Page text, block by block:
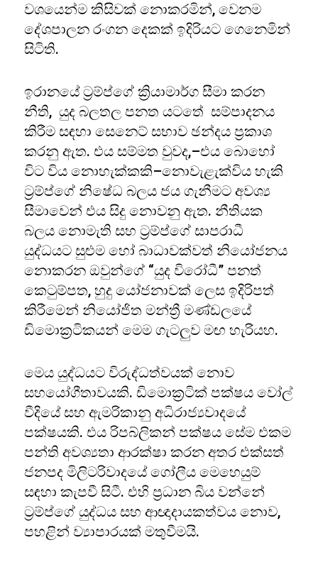
වශයෙන්ම කිසිවක් නොකරමින්, වෙනම
දේශපාලන රංගන දෙකක් ඉදිරියට ගෙනෙමින්
සිටිති.
ඉරානයේ ට්‍රම්ප්ගේ ක්‍රියාමාර්ග සීමා කරන
නීති, යුද බලතල පනත යටතේ සම්පාදනය
කිරීම සඳහා සෙනෙට් සභාව ඡන්දය ප්‍රකාශ
කරනු ඇත. එය සම්මත වුවද,–එය බොහෝ
විට විය නොහැක්කකි–නොවැළැක්විය හැකි
ට්‍රම්ප්ගේ නිෂේධ බලය ජය ගැනීමට අවශ්‍ය
සීමාවෙන් එය සිදු නොවනු ඇත. නීතියක
බලය නොමැති සහ ට්‍රම්ප්ගේ සාපරාධී
යුද්ධයට සුළුම හෝ බාධාවක්වත් නියෝජනය
නොකරන ඔවුන්ගේ “යුද විරෝධී” පනත්
කෙටුම්පත, හුදු යෝජනාවක් ලෙස ඉදිරිපත්
කිරීමෙන් නියෝජිත මන්ත්‍රී මණ්ඩලයේ
ඩිමොක්‍රටිකයන් මෙම ගැටලුව මඟ හැරියහ.
මෙය යුද්ධයට විරුද්ධත්වයක් නොව
සහයෝගීතාවයකි. ඩිමොක්‍රටික් පක්ෂය වෝල්
වීදියේ සහ ඇමරිකානු අධිරාජ්‍යවාදයේ
පක්ෂයකි. එය රිපබ්ලිකන් පක්ෂය සේම එකම
පන්ති අවශ්‍යතා ආරක්ෂා කරන අතර එක්සත්
ජනපද මිලිටරිවාදයේ ගෝලීය මෙහෙයුම්
සඳහා කැපවී සිටී. එහි ප්‍රධාන බිය වන්නේ
ට්‍රම්ප්ගේ යුද්ධය සහ ආඥාදායකත්වය නොව,
පහළින් ව්‍යාපාරයක් මතුවීමයි.